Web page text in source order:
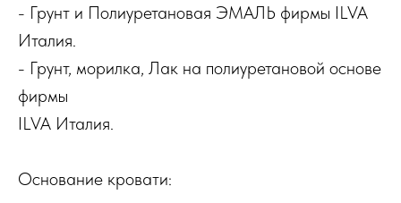
- Грунт и Полиуретановая ЭМАЛЬ фирмы ILVA
Италия.
- Грунт, морилка, Лак на полиуретановой основе
фирмы
ILVA Италия.
Основание кровати: